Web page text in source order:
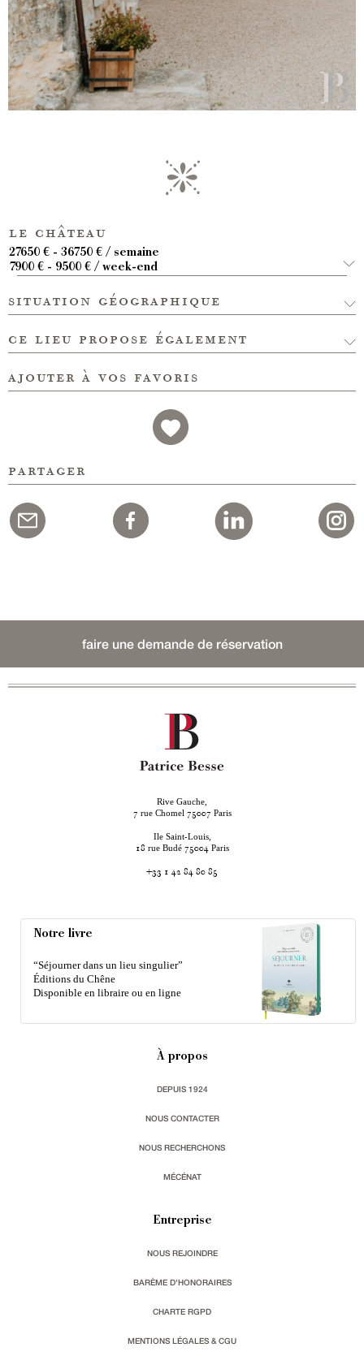
le château
27650 € - 36750 € / semaine
7900 € - 9500 € / week-end
situation géographique
ce lieu propose également
ajouter à vos favoris
partager
faire une demande de réservation
Rive Gauche,
7 rue Chomel 75007 Paris
Ile Saint-Louis,
18 rue Budé 75004 Paris
+33 1 42 84 80 85
Notre livre
“Séjourner dans un lieu singulier”
Éditions du Chêne
Disponible en libraire ou en ligne
À propos
DEPUIS 1924
NOUS CONTACTER
NOUS RECHERCHONS
MÉCÉNAT
Entreprise
NOUS REJOINDRE
BARÈME D'HONORAIRES
CHARTE RGPD
MENTIONS LÉGALES & CGU